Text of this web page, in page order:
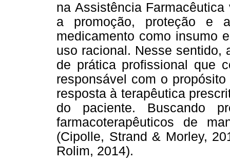
na Assistência
a promoção, proteção e
medicamento como insumo
uso racional. Nesse sentido,
de prática profissional que
responsável com o
resposta à terapêutica
do paciente. Buscando
farmacoterapêuticos de
(Cipolle, Strand & Morley,
Rolim, 2014).